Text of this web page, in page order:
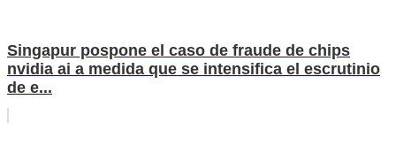
Singapur pospone el caso de fraude de chips
nvidia ai a medida que se intensifica el escrutinio
de e...